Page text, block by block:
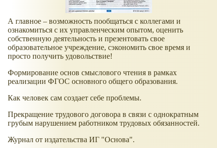
А главное – возможность пообщаться с коллегами и
ознакомиться с их управленческим опытом, оценить
собственную деятельность и презентовать свое
образовательное учреждение, сэкономить свое время и
просто получить удовольствие!
Формирование основ смыслового чтения в рамках
реализации ФГОС основного общего образования.
Как человек сам создает себе проблемы.
Прекращение трудового договора в связи с однократным
грубым нарушением работником трудовых обязанностей.
Журнал от издательства ИГ "Основа".